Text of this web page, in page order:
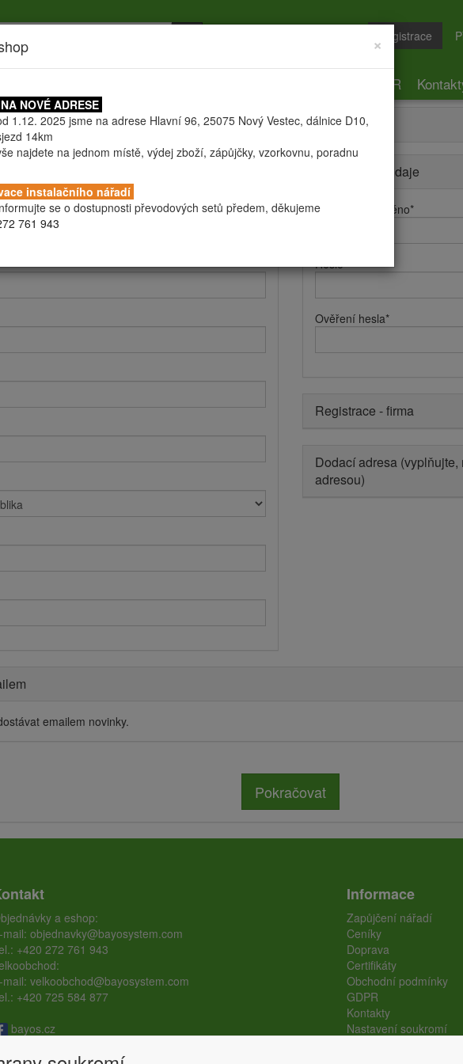
Registrace
GDPR
Přihlašovací údaje
Přihlašovací jméno*
Heslo*
Ověření hesla*
Registrace - firma
Dodací adresa
adresou)
emailem novinky.
Pokračovat
a eshop:
mail: objednavky@bayosystem.com
+420 272 761 943
mail: velkoobchod@bayosystem.com
+420 725 584 877
bayos.cz
Informace
Zapůjčení nářadí
Ceníky
Doprava
Certifikáty
Obchodní podmínky
GDPR
Kontakty
Nastavení soukromí
×
NOVÉ ADRESE
1.12. 2025 jsme na adrese Hlavní 96, 25075 Nový Vestec, dálnice D10,
14km
najdete na jednom místě, výdej zboží, zápůjčky, vzorkovnu, poradnu
instalačního nářadí
se o dostupnosti převodových setů předem, děkujeme
761 943